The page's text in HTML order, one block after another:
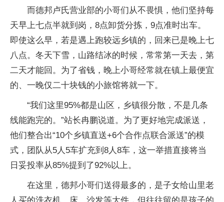
而德邦卢氏营业部的小哥们从不畏惧，他们坚持每
天早上七点半就到岗，8点卸货分拣，9点准时出车。
即使这么早，若是遇上跑较远乡镇的，回来已是晚上七
八点。冬天下雪，山路结冰的时候，常常第一天去，第
二天才能回。为了省钱，晚上小哥经常就在镇上最便宜
的、一晚仅二十块钱的小旅馆将就一下。
“我们这里95%都是山区，乡镇很分散，不是几条
线能跑完的。”站长冉鹏说道。为了更好地完成派送，
他们整合出“10个乡镇直送+6个合作点联合派送”的模
式，团队从5人5车扩充到8人8车，这一举措直接将当
日妥投率从85%提到了92%以上。
在这里，德邦小哥们送得最多的，是子女给山里老